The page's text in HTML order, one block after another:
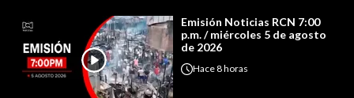
Emisión Noticias RCN 7:00
p.m. / miércoles 5 de agosto
de 2026
Hace8 horas